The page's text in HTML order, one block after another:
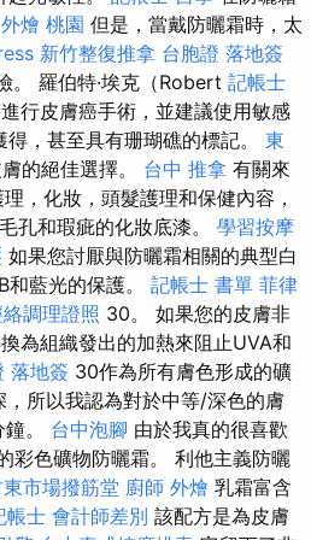
外燴 桃園 但是，當戴防曬霜時，太
新竹整復推拿 台胞證 落地簽
。 羅伯特·埃克（Robert 記帳士
行皮膚癌手術，並建議使用敏感
，甚至具有珊瑚礁的標記。 東
的絕佳選擇。 台中 推拿 有關來
，化妝，頭髮護理和保健內容，
孔和瑕疵的化妝底漆。 學習按摩
如果您討厭與防曬霜相關的典型白
藍光的保護。 記帳士 書單 菲律
調理證照 30。 如果您的皮膚非
為組織發出的加熱來阻止UVA和
落地簽 30作為所有膚色形成的礦
所以我認為對於中等/深色的膚
。 台中泡腳 由於我真的很喜歡
彩色礦物防曬霜。 利他主義防曬
市場撥筋堂 廚師 外燴 乳霜富含
帳士 會計師差別 該配方是為皮膚